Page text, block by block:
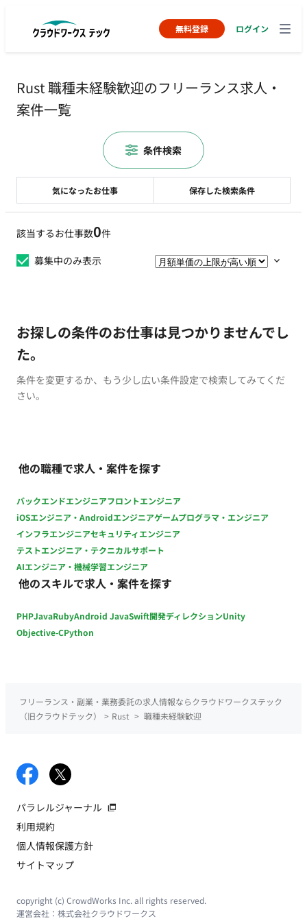
無料登録 ログイン
Rust 職種未経験歓迎のフリーランス求人・
案件一覧
該当するお仕事数0件
募集中のみ表示
お探しの条件のお仕事は見つかりませんでし
た。
条件を変更するか、もう少し広い条件設定で検索してみてくだ
さい。
他の職種で求人・案件を探す
バックエンドエンジニアフロントエンジニア
iOSエンジニア・Androidエンジニアゲームプログラマ・エンジニア
インフラエンジニアセキュリティエンジニア
テストエンジニア・テクニカルサポート
AIエンジニア・機械学習エンジニア
他のスキルで求人・案件を探す
PHPJavaRubyAndroid JavaSwift開発ディレクションUnity
Objective-CPython
気になったお仕事 保存した検索条件
条件検索
フリーランス・副業・業務委託の求人情報ならクラウドワークステック
（旧クラウドテック）
> Rust > 職種未経験歓迎
パラレルジャーナル
利用規約
個人情報保護方針
サイトマップ
copyright (c) CrowdWorks Inc. all rights reserved.
運営会社： 株式会社クラウドワークス